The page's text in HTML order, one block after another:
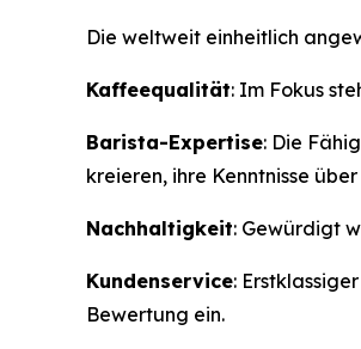
Die weltweit einheitlich
Kaffeequalität: Im Fokus
Barista-Expertise: Die
kreieren, ihre Kenntnisse
Nachhaltigkeit: Gewürdigt
Kundenservice:
Bewertung ein.